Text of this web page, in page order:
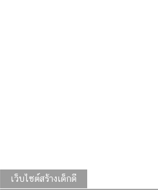
เว็บไซต์สร้างเด็กดี